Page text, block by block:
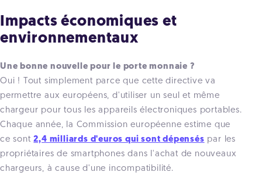
Impacts économiques et
environnementaux
Une bonne nouvelle pour le porte monnaie ?
Oui ! Tout simplement parce que cette directive va
permettre aux européens, d'utiliser un seul et même
chargeur pour tous les appareils électroniques portables.
Chaque année, la Commission européenne estime que
ce sont2,4 milliards d'euros qui sont dépensés par les
propriétaires de smartphones dans l'achat de nouveaux
chargeurs, à cause d'une incompatibilité.